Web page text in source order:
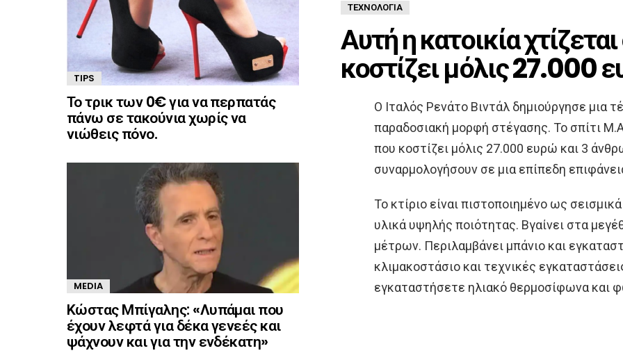
ΤΕΧΝΟΛΟΓΊΑ
Αυτή η κατοικία
κοστίζει μόλις 27.000
Ο Ιταλός Ρενάτο Βιντάλ δημιούργησε μια
παραδοσιακή μορφή στέγασης. Το σπίτι
που κοστίζει μόλις 27.000 ευρώ και 3
συναρμολογήσουν σε μια επίπεδη
Το κτίριο είναι πιστοποιημένο ως
υλικά υψηλής ποιότητας. Βγαίνει στα
μέτρων. Περιλαμβάνει μπάνιο και
κλιμακοστάσιο και τεχνικές
εγκαταστήσετε ηλιακό θερμοσίφωνα και
TIPS
Το τρικ των 0€ για να περπατάς
πάνω σε τακούνια χωρίς να
νιώθεις πόνο.
MEDIA
Κώστας Μπίγαλης: «Λυπάμαι που
έχουν λεφτά για δέκα γενεές και
ψάχνουν και για την ενδέκατη»